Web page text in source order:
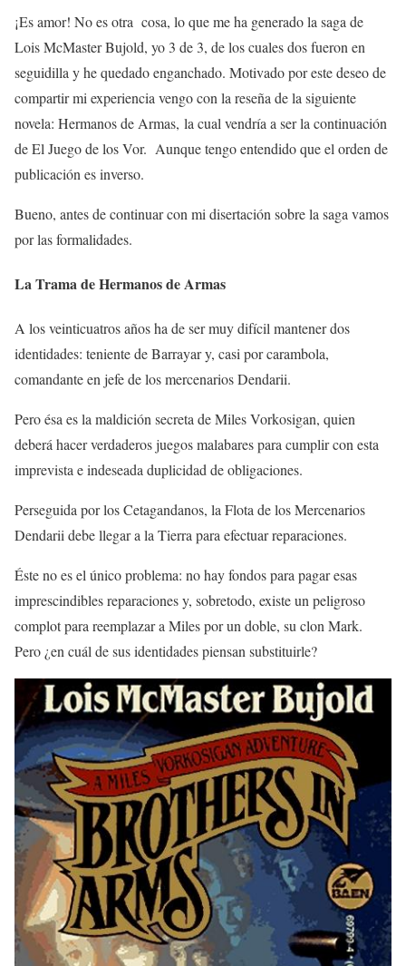
¡Es amor! No es otra cosa, lo que me ha generado la saga de
Lois McMaster Bujold, yo 3 de 3, de los cuales dos fueron en
seguidilla y he quedado enganchado. Motivado por este deseo de
compartir mi experiencia vengo con la reseña de la siguiente
novela: Hermanos de Armas, la cual vendría a ser la continuación
de El Juego de los Vor. Aunque tengo entendido que el orden de
publicación es inverso.
Bueno, antes de continuar con mi disertación sobre la saga vamos
por las formalidades.
La Trama de Hermanos de Armas
A los veinticuatros años ha de ser muy difícil mantener dos
identidades: teniente de Barrayar y, casi por carambola,
comandante en jefe de los mercenarios Dendarii.
Pero ésa es la maldición secreta de Miles Vorkosigan, quien
deberá hacer verdaderos juegos malabares para cumplir con esta
imprevista e indeseada duplicidad de obligaciones.
Perseguida por los Cetagandanos, la Flota de los Mercenarios
Dendarii debe llegar a la Tierra para efectuar reparaciones.
Éste no es el único problema: no hay fondos para pagar esas
imprescindibles reparaciones y, sobretodo, existe un peligroso
complot para reemplazar a Miles por un doble, su clon Mark.
Pero ¿en cuál de sus identidades piensan substituirle?